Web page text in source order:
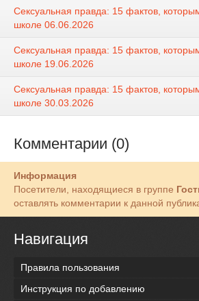
Сексуальная правда: 15 фактов,
школе 06.06.2026
Сексуальная правда: 15 фактов,
школе 19.06.2026
Сексуальная правда: 15 фактов,
школе 30.03.2026
Комментарии (0)
Информация
Посетители, находящиеся в группе
оставлять комментарии к данной
Навигация
Правила пользования
Инструкция по добавлению